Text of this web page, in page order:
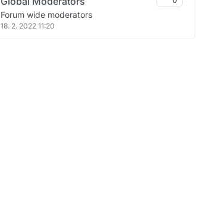
Forum wide moderators
18. 2. 2022 11:20